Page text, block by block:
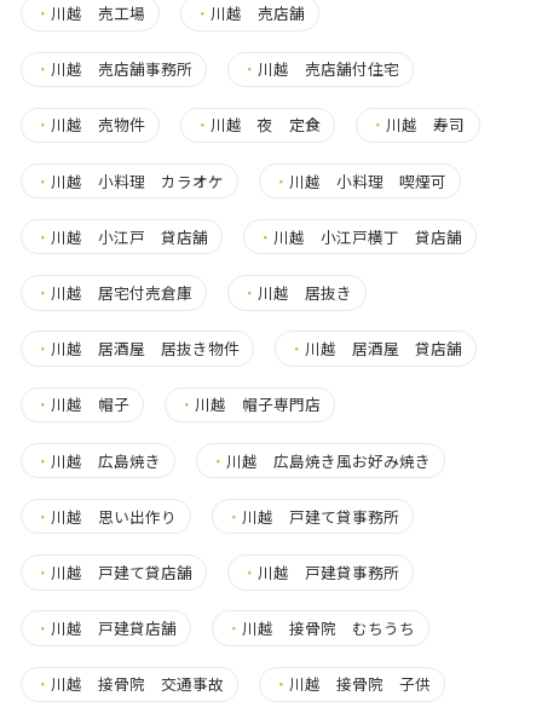
・ 川越 売工場 ・ 川越 売店舗
・ 川越 売店舗事務所 ・ 川越 売店舗付住宅
・ 川越 売物件 ・ 川越 夜 定食 ・ 川越 寿司
・ 川越 小料理 カラオケ ・ 川越 小料理 喫煙可
・ 川越 小江戸 貸店舗 ・ 川越 小江戸横丁 貸店舗
・ 川越 居宅付売倉庫 ・ 川越 居抜き
・ 川越 居酒屋 居抜き物件 ・ 川越 居酒屋 貸店舗
・ 川越 帽子 ・ 川越 帽子専門店
・ 川越 広島焼き ・ 川越 広島焼き風お好み焼き
・ 川越 思い出作り ・ 川越 戸建て貸事務所
・ 川越 戸建て貸店舗 ・ 川越 戸建貸事務所
・ 川越 戸建貸店舗 ・ 川越 接骨院 むちうち
・ 川越 接骨院 交通事故 ・ 川越 接骨院 子供